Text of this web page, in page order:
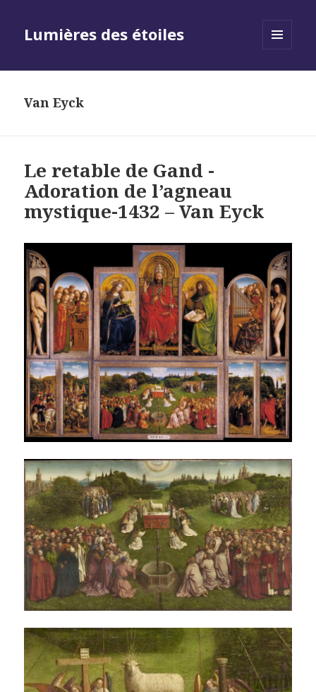
Lumières des étoiles
Van Eyck
Le retable de Gand -
Adoration de l’agneau
mystique-1432 – Van Eyck